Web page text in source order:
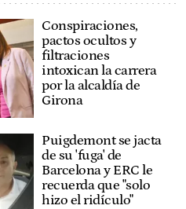
Conspiraciones,
pactos ocultos y
filtraciones
intoxican la carrera
por la alcaldía de
Girona
Puigdemont se jacta
de su 'fuga' de
Barcelona y ERC le
recuerda que "solo
hizo el ridículo"